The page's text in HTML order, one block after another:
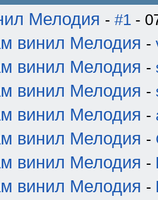
Мелодия - #1 -
винил Мелодия -
винил Мелодия -
винил Мелодия -
винил Мелодия -
винил Мелодия -
винил Мелодия -
винил Мелодия -